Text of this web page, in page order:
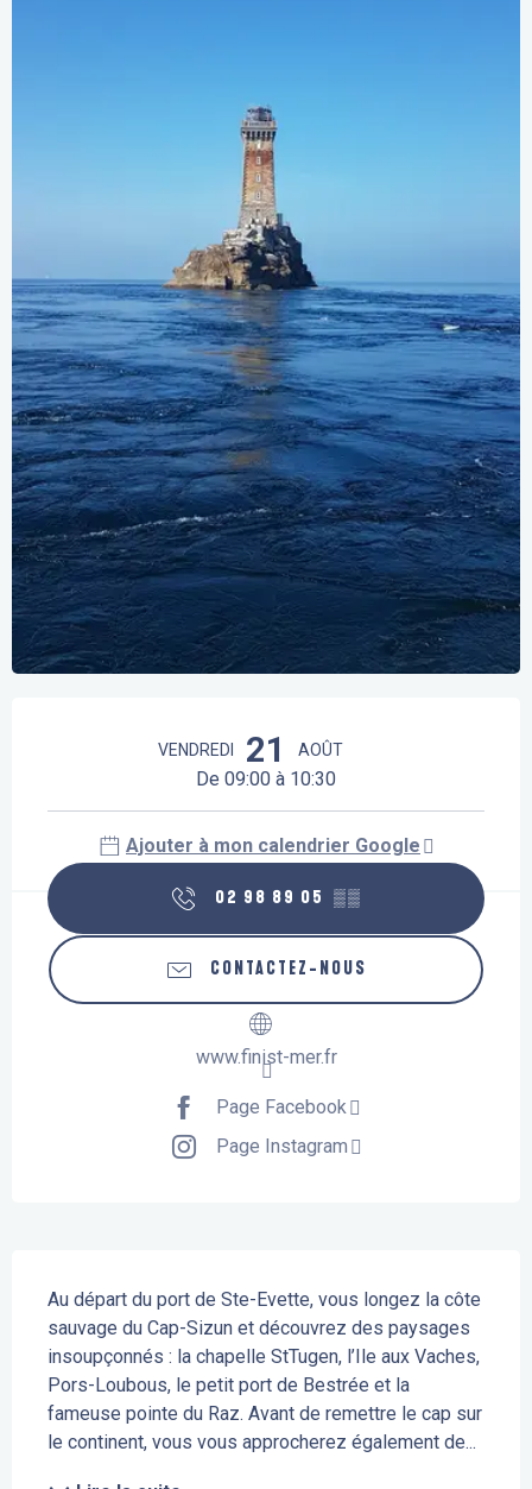
VENDREDI 21 AOÛT
De 09:00 à 10:30
Ajouter à mon calendrier Google
02 98 89 05 ▒▒
CONTACTEZ-NOUS
www.finist-mer.fr
Page Facebook
Page Instagram
Au départ du port de Ste-Evette, vous longez la côte
sauvage du Cap-Sizun et découvrez des paysages
insoupçonnés : la chapelle StTugen, l’Ile aux Vaches,
Pors-Loubous, le petit port de Bestrée et la
fameuse pointe du Raz. Avant de remettre le cap sur
le continent, vous vous approcherez également de...